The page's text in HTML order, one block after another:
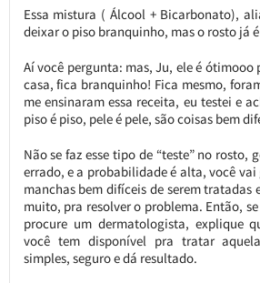
Essa mistura ( Álcool + Bicarbonato),
deixar o piso branquinho, mas o rosto já
Aí você pergunta: mas, Ju, ele é
casa, fica branquinho! Fica mesmo,
me ensinaram essa receita, eu testei e
piso é piso, pele é pele, são coisas bem
Não se faz esse tipo de “teste” no rosto,
errado, e a probabilidade é alta, você
manchas bem difíceis de serem tratadas
muito, pra resolver o problema. Então,
procure um dermatologista, explique
você tem disponível pra tratar
simples, seguro e dá resultado.